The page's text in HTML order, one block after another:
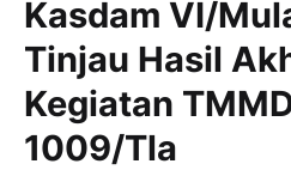
Kasdam VI/
Tinjau Hasil
Kegiatan
1009/Tla